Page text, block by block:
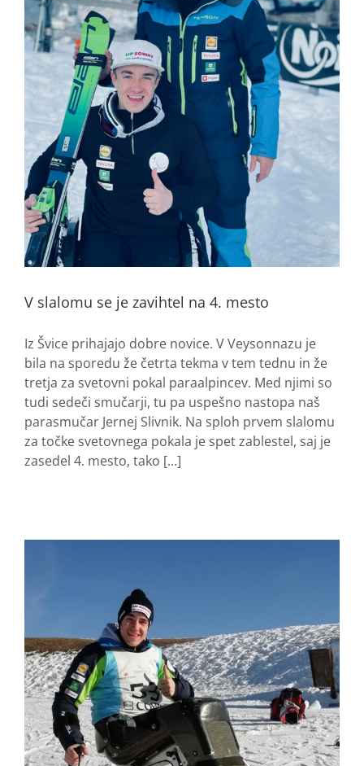
V slalomu se je zavihtel na 4. mesto
Iz Švice prihajajo dobre novice. V Veysonnazu je
bila na sporedu že četrta tekma v tem tednu in že
tretja za svetovni pokal paraalpincev. Med njimi so
tudi sedeči smučarji, tu pa uspešno nastopa naš
parasmučar Jernej Slivnik. Na sploh prvem slalomu
za točke svetovnega pokala je spet zablestel, saj je
zasedel 4. mesto, tako [...]